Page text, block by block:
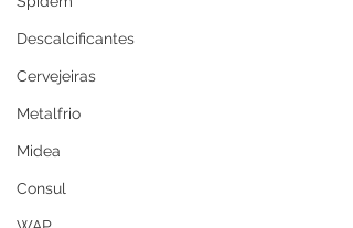
Descalcificantes
Cervejeiras
Metalfrio
Midea
Consul